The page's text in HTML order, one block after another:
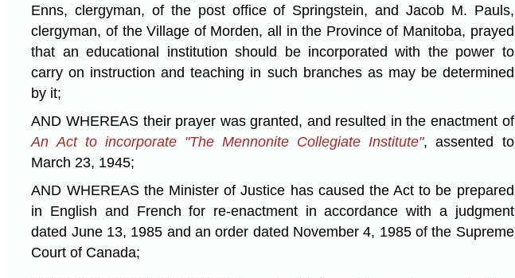
Enns, clergyman, of the post office of Springstein, and Jacob M. Pauls,
clergyman, of the Village of Morden, all in the Province of Manitoba, prayed
that an educational institution should be incorporated with the power to
carry on instruction and teaching in such branches as may be determined
by it;
AND WHEREAS their prayer was granted, and resulted in the enactment of
An Act to incorporate "The Mennonite Collegiate Institute", assented to
March 23, 1945;
AND WHEREAS the Minister of Justice has caused the Act to be prepared
in English and French for re-enactment in accordance with a judgment
dated June 13, 1985 and an order dated November 4, 1985 of the Supreme
Court of Canada;